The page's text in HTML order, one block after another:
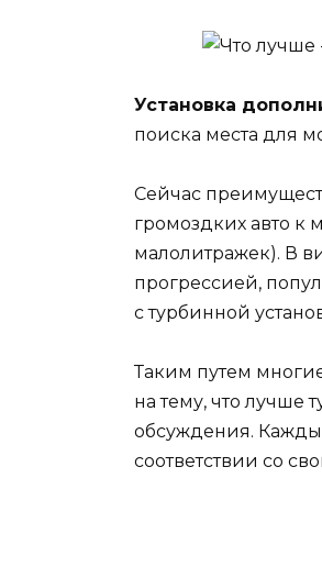
Установка
поиска места для
Сейчас
громоздких авто
малолитражек). В
прогрессией,
с турбинной
Таким путем
на тему, что лучше
обсуждения.
соответствии со